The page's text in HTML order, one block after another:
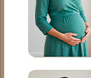
muy buena
un tejido
ventilación.
La tapa del